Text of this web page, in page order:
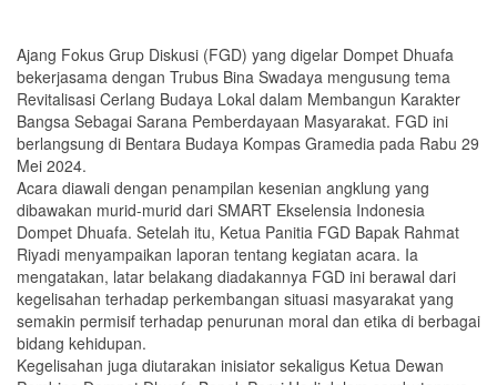
Ajang Fokus Grup Diskusi (FGD) yang digelar Dompet Dhuafa
bekerjasama dengan Trubus Bina Swadaya mengusung tema
Revitalisasi Cerlang Budaya Lokal dalam Membangun Karakter
Bangsa Sebagai Sarana Pemberdayaan Masyarakat. FGD ini
berlangsung di Bentara Budaya Kompas Gramedia pada Rabu 29
Mei 2024.
Acara diawali dengan penampilan kesenian angklung yang
dibawakan murid-murid dari SMART Ekselensia Indonesia
Dompet Dhuafa. Setelah itu, Ketua Panitia FGD Bapak Rahmat
Riyadi menyampaikan laporan tentang kegiatan acara. Ia
mengatakan, latar belakang diadakannya FGD ini berawal dari
kegelisahan terhadap perkembangan situasi masyarakat yang
semakin permisif terhadap penurunan moral dan etika di berbagai
bidang kehidupan.
Kegelisahan juga diutarakan inisiator sekaligus Ketua Dewan